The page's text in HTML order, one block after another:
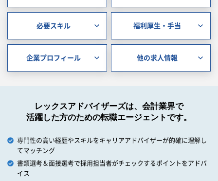
必要スキル 福利厚生・手当
企業プロフィール 他の求人情報
レックスアドバイザーズは、会計業界で
活躍した方のための転職エージェントです。
専門性の高い経歴やスキルをキャリアアドバイザーが的確に理解し
てマッチング
書類選考＆面接選考で採用担当者がチェックするポイントをアドバ
イス